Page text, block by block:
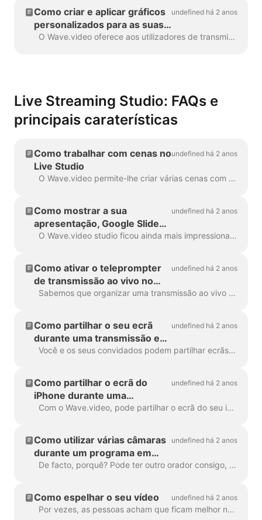
Como criar e aplicar gráficos
personalizados para as suas
transmissões em direto
undefined há 2 anos
O Wave.video oferece aos utilizadores de transmissões em direto belos conjuntos de modelos pré-concebidos para melhorar o aspeto visual dos seus espectáculos em direto. Cada estilo é composto de...
Live Streaming Studio: FAQs e
principais caraterísticas
Como trabalhar com cenas no
Live Studio
undefined há 2 anos
O Wave.video permite-lhe criar várias cenas com vários layouts, imagens, várias câmaras e partilhas de vídeo/ecrã. Isto irá elevar o seu nível de...
Como mostrar a sua
apresentação, Google Slides
ou PDF na sua transmissão
undefined há 2 anos
O Wave.video studio ficou ainda mais impressionante e prático! Aprenda a mostrar as suas apresentações com apenas alguns cliques. Pode fazer um webinar completo (para...
Como ativar o teleprompter
de transmissão ao vivo no
Wave.video studio?
undefined há 2 anos
Sabemos que organizar uma transmissão ao vivo ou apresentar um projeto pode ser stressante. Com a funcionalidade de teleponto do Wave.video, diga adeus aos tropeções nas palavras, à perda de...
Como partilhar o seu ecrã
durante uma transmissão em
direto
undefined há 2 anos
Você e os seus convidados podem partilhar ecrãs durante a transmissão em direto. Por exemplo, pode exibir diapositivos da apresentação ou mostrar o seu produto em tempo real....
Como partilhar o ecrã do
iPhone durante uma
transmissão em direto
undefined há 2 anos
Com o Wave.video, pode partilhar o ecrã do seu iPhone e transmiti-lo ao seu público. Em primeiro lugar, é necessário transmitir o ecrã do telefone para o Mac. Pode ...
Como utilizar várias câmaras
durante um programa em
direto
undefined há 2 anos
De facto, porquê? Pode ter outro orador consigo, ou talvez queira focar outra câmara em algo que faça? A cozinhar? Ou talvez a desempacotar um...
Como espelhar o seu vídeo undefined há 2 anos
Por vezes, as pessoas acham que ficam melhor na sua versão espelhada. Para os streamers, é importante ter confiança na câmara e apreciar a imagem.